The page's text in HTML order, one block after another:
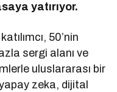
yatırıyor.
50’nin
sergi alanı ve
uluslararası bir
zeka, dijital